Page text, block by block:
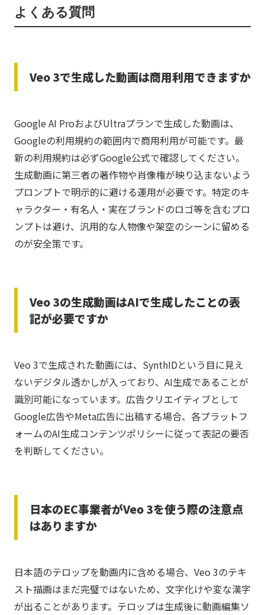
よくある質問
Veo 3で生成した動画は商用利用できますか
Google AI ProおよびUltraプランで生成した動画は、
Googleの利用規約の範囲内で商用利用が可能です。最
新の利用規約は必ずGoogle公式で確認してください。
生成動画に第三者の著作物や肖像権が映り込まないよう
プロンプトで明示的に避ける運用が必要です。特定のキ
ャラクター・有名人・実在ブランドのロゴ等を含むプロ
ンプトは避け、汎用的な人物像や架空のシーンに留める
のが安全策です。
Veo 3の生成動画はAIで生成したことの表
記が必要ですか
Veo 3で生成された動画には、SynthIDという目に見え
ないデジタル透かしが入っており、AI生成であることが
識別可能になっています。広告クリエイティブとして
Google広告やMeta広告に出稿する場合、各プラットフ
ォームのAI生成コンテンツポリシーに従って表記の要否
を判断してください。
日本のEC事業者がVeo 3を使う際の注意点
はありますか
日本語のテロップを動画内に含める場合、Veo 3のテキ
スト描画はまだ完璧ではないため、文字化けや変な漢字
が出ることがあります。テロップは生成後に動画編集ソ